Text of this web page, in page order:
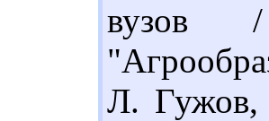
вузов /
Л.